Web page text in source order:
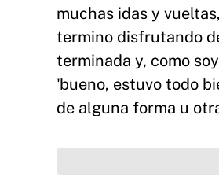
muchas idas y
termino disfrutando
terminada y, como
'bueno, estuvo todo
de alguna forma u